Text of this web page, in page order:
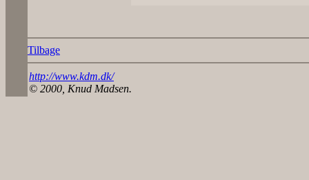
Tilbage
http://www.kdm.dk/
© 2000, Knud Madsen.